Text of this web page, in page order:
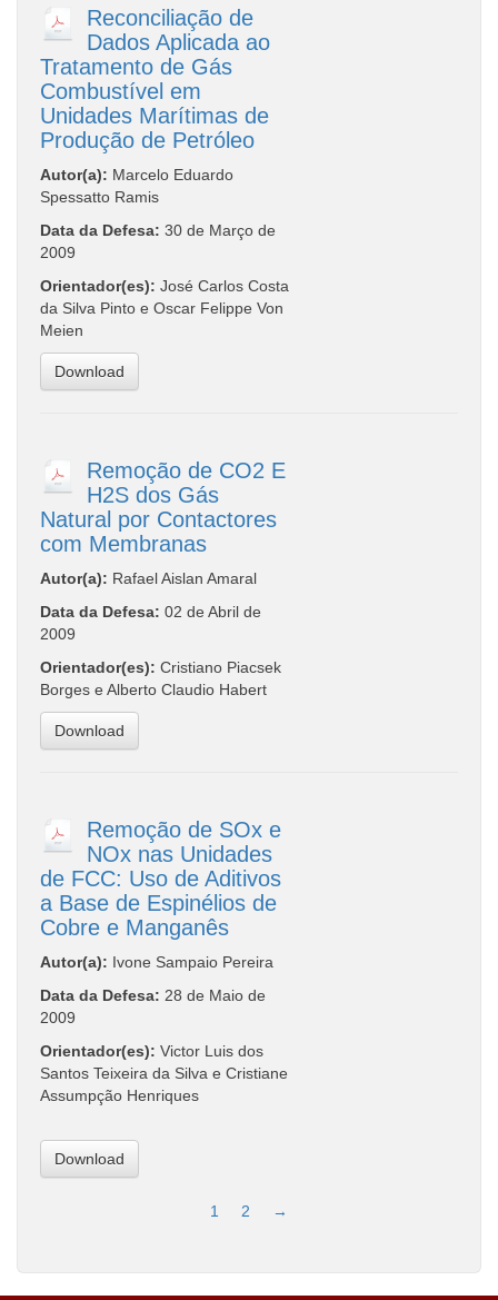
Reconciliação de
Dados Aplicada ao
Tratamento de Gás
Combustível em
Unidades Marítimas de
Produção de Petróleo
Autor(a): Marcelo Eduardo
Spessatto Ramis
Data da Defesa: 30 de Março de
2009
Orientador(es): José Carlos Costa
da Silva Pinto e Oscar Felippe Von
Meien
Download
Remoção de CO2 E
H2S dos Gás
Natural por Contactores
com Membranas
Autor(a): Rafael Aislan Amaral
Data da Defesa: 02 de Abril de
2009
Orientador(es): Cristiano Piacsek
Borges e Alberto Claudio Habert
Download
Remoção de SOx e
NOx nas Unidades
de FCC: Uso de Aditivos
a Base de Espinélios de
Cobre e Manganês
Autor(a): Ivone Sampaio Pereira
Data da Defesa: 28 de Maio de
2009
Orientador(es): Victor Luis dos
Santos Teixeira da Silva e Cristiane
Assumpção Henriques
Download
1 2 →